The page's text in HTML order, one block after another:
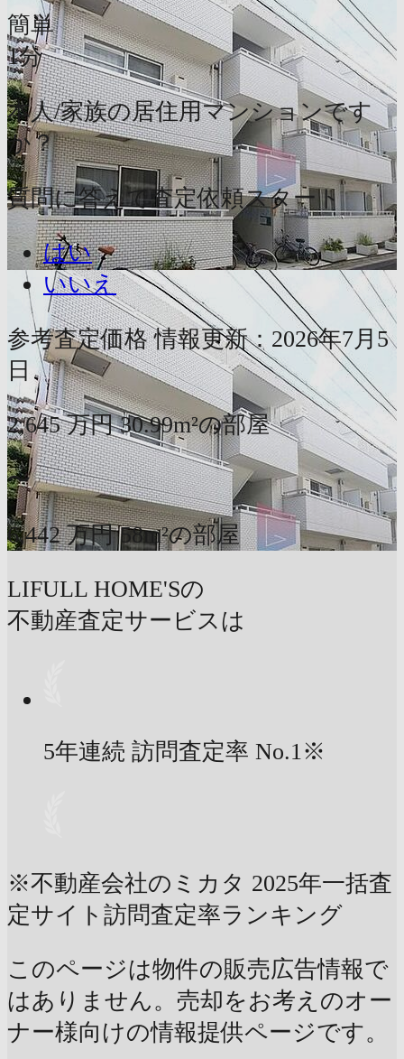
簡単
1分
本人/家族の居住用マンションです
か？
質問に答えて査定依頼スタート
はい
いいえ
参考査定価格 情報更新：2026年7月5
日
2,645 万円 30.99m²の部屋
〜
6,442 万円 58m²の部屋
LIFULL HOME'Sの
不動産査定サービスは
5年連続 訪問査定率 No.1※
※不動産会社のミカタ 2025年一括査
定サイト訪問査定率ランキング
このページは物件の販売広告情報で
はありません。売却をお考えのオー
ナー様向けの情報提供ページです。